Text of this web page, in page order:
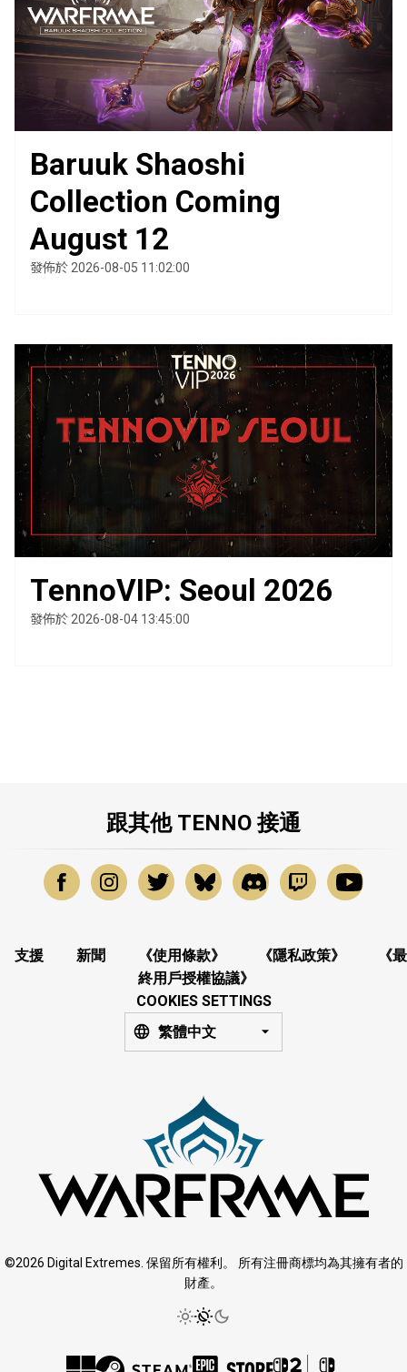
Baruuk Shaoshi
Collection Coming
August 12
發佈於 2026-08-05 11:02:00
TennoVIP: Seoul 2026
發佈於 2026-08-04 13:45:00
跟其他 TENNO 接通
支援 新聞 《使用條款》 《隱私政策》
《最
終用戶授權協議》
COOKIES SETTINGS
繁體中文
©2026 Digital Extremes. 保留所有權利。 所有注冊商標均為其擁有者的
財產。